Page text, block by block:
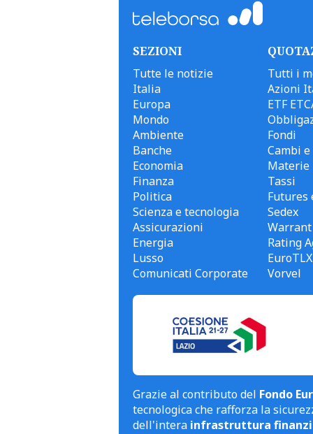
SEZIONI
Tutte le notizie
Italia
Europa
Mondo
Ambiente
Banche
Economia
Finanza
Politica
Scienza e tecnologia
Assicurazioni
Energia
Lusso
Comunicati Corporate
Tutti i
Azioni
ETF
Fondi
Cambi
Materie
Tassi
Futures
Sedex
Warrant
Rating
EuroTLX
Vorvel
Grazie al contributo del Fondo
tecnologica che rafforza la
dell'intera infrastruttura